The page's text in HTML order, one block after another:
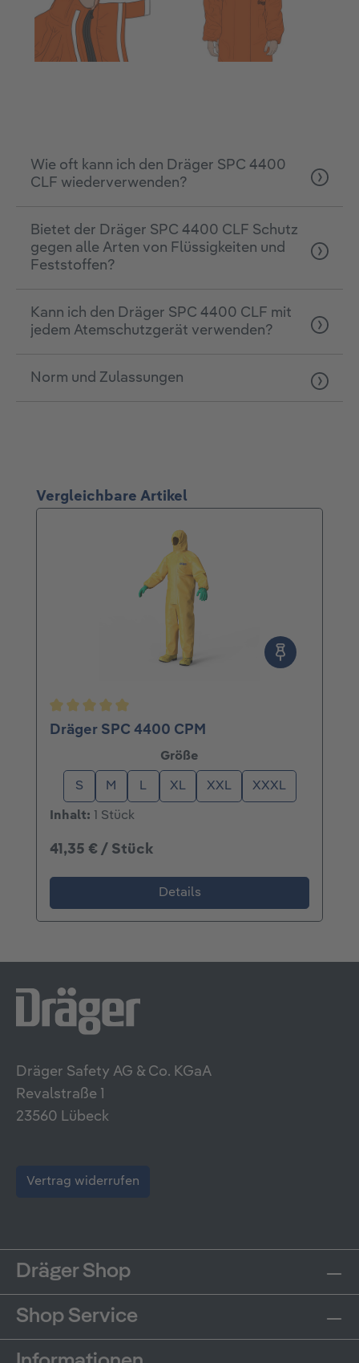
Wie oft kann ich den Dräger SPC 4400
CLF wiederverwenden?
Bietet der Dräger SPC 4400 CLF Schutz
gegen alle Arten von Flüssigkeiten und
Feststoffen?
Kann ich den Dräger SPC 4400 CLF mit
jedem Atemschutzgerät verwenden?
Norm und Zulassungen
Produktgalerie überspringen
Vergleichbare Artikel
Durchschnittliche Bewertung von 5 von 5
Dräger SPC 4400 CPM
Größe
S M L XL XXL XXXL
Inhalt: 1 Stück
41,35 € / Stück
Details
Dräger Safety AG & Co. KGaA
Revalstraße 1
23560 Lübeck
Vertrag widerrufen
Dräger Shop
Shop Service